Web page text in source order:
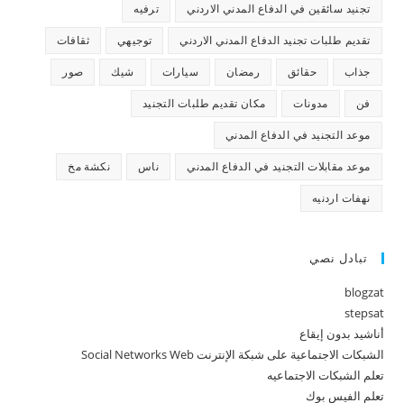
تجنيد سائقين في الدفاع المدني الاردني ترفيه
تقديم طلبات تجنيد الدفاع المدني الاردني توجيهي ثقافات
جذاب حقائق رمضان سيارات شيك صور
فن مدونات مكان تقديم طلبات التجنيد
موعد التجنيد في الدفاع المدني
موعد مقابلات التجنيد في الدفاع المدني ناس نكشة مخ
نهفات اردنيه
تبادل نصي
blogzat
stepsat
أناشيد بدون إيقاع
الشبكات الاجتماعية على شبكة الإنترنت Social Networks Web
تعلم الشبكات الاجتماعيه
تعلم الفيس بوك